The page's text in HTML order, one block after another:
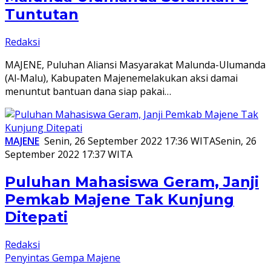
Tuntutan
Redaksi
MAJENE, Puluhan Aliansi Masyarakat Malunda-Ulumanda
(Al-Malu), Kabupaten Majenemelakukan aksi damai
menuntut bantuan dana siap pakai…
MAJENE Senin, 26 September 2022 17:36 WITASenin, 26
September 2022 17:37 WITA
Puluhan Mahasiswa Geram, Janji
Pemkab Majene Tak Kunjung
Ditepati
Redaksi
Penyintas Gempa Majene